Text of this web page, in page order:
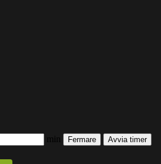
min Fermare Avvia timer